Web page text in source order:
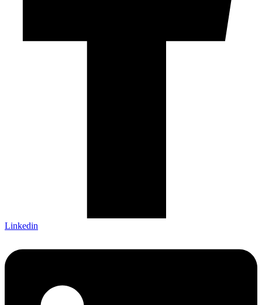
Linkedin